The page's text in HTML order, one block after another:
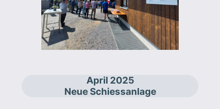
April 2025
Neue Schiessanlage